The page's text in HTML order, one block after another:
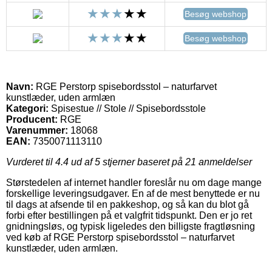
Besøg webshop
Besøg webshop
Navn: RGE Perstorp spisebordsstol – naturfarvet
kunstlæder, uden armlæn
Kategori: Spisestue // Stole // Spisebordsstole
Producent: RGE
Varenummer: 18068
EAN: 7350071113110
Vurderet til 4.4 ud af 5 stjerner baseret på 21 anmeldelser
Størstedelen af internet handler foreslår nu om dage mange
forskellige leveringsudgaver. En af de mest benyttede er nu
til dags at afsende til en pakkeshop, og så kan du blot gå
forbi efter bestillingen på et valgfrit tidspunkt. Den er jo ret
gnidningsløs, og typisk ligeledes den billigste fragtløsning
ved køb af RGE Perstorp spisebordsstol – naturfarvet
kunstlæder, uden armlæn.